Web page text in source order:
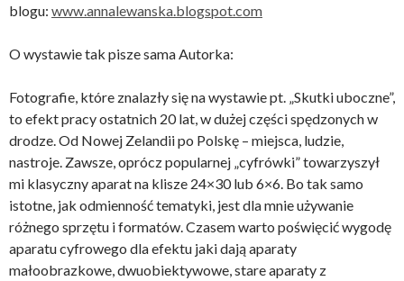
blogu: www.annalewanska.blogspot.com
O wystawie tak pisze sama Autorka:
Fotografie, które znalazły się na wystawie pt. „Skutki uboczne”,
to efekt pracy ostatnich 20 lat, w dużej części spędzonych w
drodze. Od Nowej Zelandii po Polskę – miejsca, ludzie,
nastroje. Zawsze, oprócz popularnej „cyfrówki” towarzyszył
mi klasyczny aparat na klisze 24×30 lub 6×6. Bo tak samo
istotne, jak odmienność tematyki, jest dla mnie używanie
różnego sprzętu i formatów. Czasem warto poświęcić wygodę
aparatu cyfrowego dla efektu jaki dają aparaty
małoobrazkowe, dwuobiektywowe, stare aparaty z